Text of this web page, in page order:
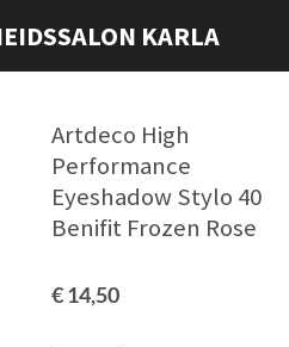
KARLA
Artdeco High
Performance
Eyeshadow Stylo 40
Benifit Frozen Rose
€ 14,50